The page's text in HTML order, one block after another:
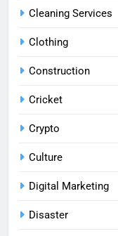
Cleaning Services
Clothing
Construction
Cricket
Crypto
Culture
Digital Marketing
Disaster